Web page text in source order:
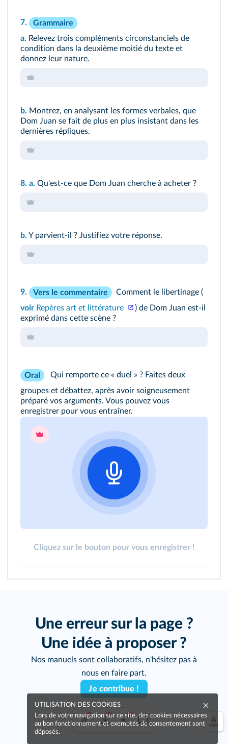
7.
Grammaire
a. Relevez trois compléments circonstanciels de
condition dans la deuxième moitié du texte et
donnez leur nature.
b. Montrez, en analysant les formes verbales, que
Dom Juan se fait de plus en plus insistant dans les
dernières répliques.
8. a. Qu'est-ce que Dom Juan cherche à acheter ?
b. Y parvient-il ? Justifiez votre réponse.
9. Vers le commentaire
Comment le libertinage (
voir Repères art et littérature
) de Dom Juan est-il
exprimé dans cette scène ?
Oral
Qui remporte ce « duel » ? Faites deux
groupes et débattez, après avoir soigneusement
préparé vos arguments. Vous pouvez vous
enregistrer pour vous entraîner.
Cliquez sur le bouton pour vous enregistrer !
Une erreur sur la page ?
Une idée à proposer ?
Nos manuels sont collaboratifs, n'hésitez pas à
nous en faire part.
Je contribue !
UTILISATION DES COOKIES
Lors de votre navigation sur ce site, des cookies nécessaires
au bon fonctionnement et exemptés de consentement sont
déposés.